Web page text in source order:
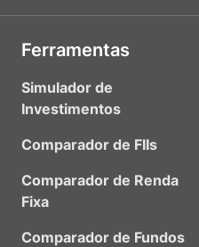
Ferramentas
Simulador de
Investimentos
Comparador de FIIs
Comparador de Renda
Fixa
Comparador de Fundos